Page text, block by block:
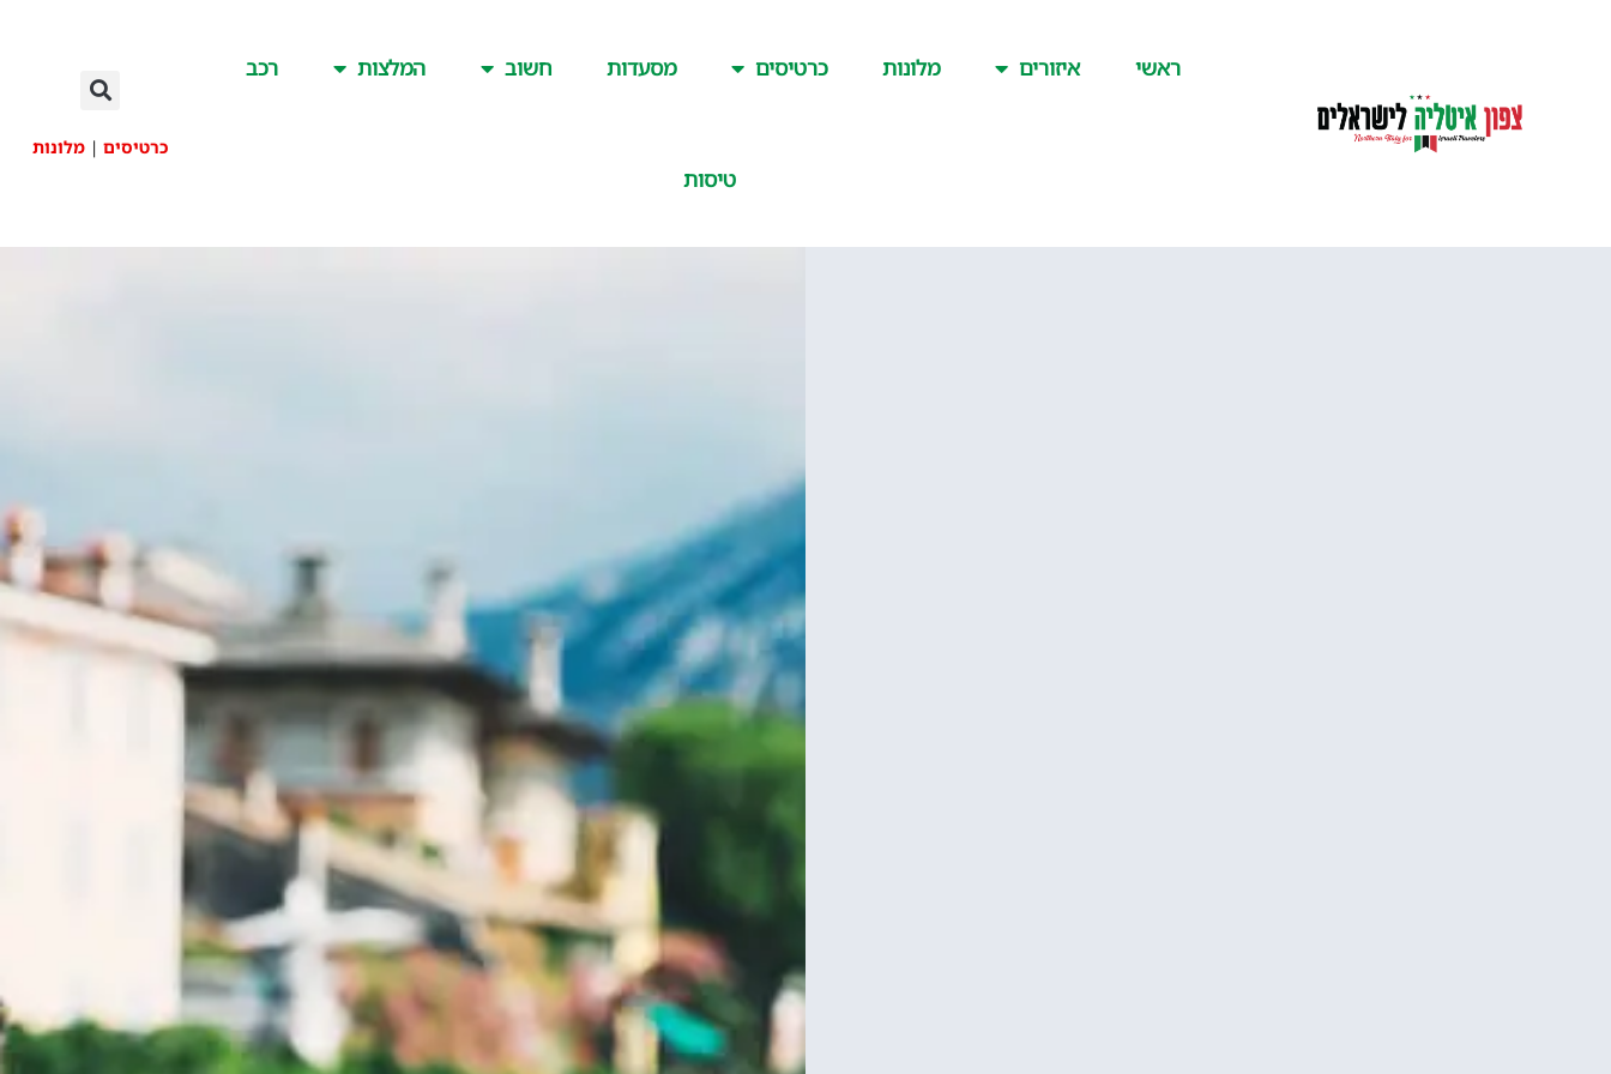
ראשי
איזורים מלונות כרטיסים מסעדות חשוב המלצות רכב
טיסות
כרטיסים | מלונות